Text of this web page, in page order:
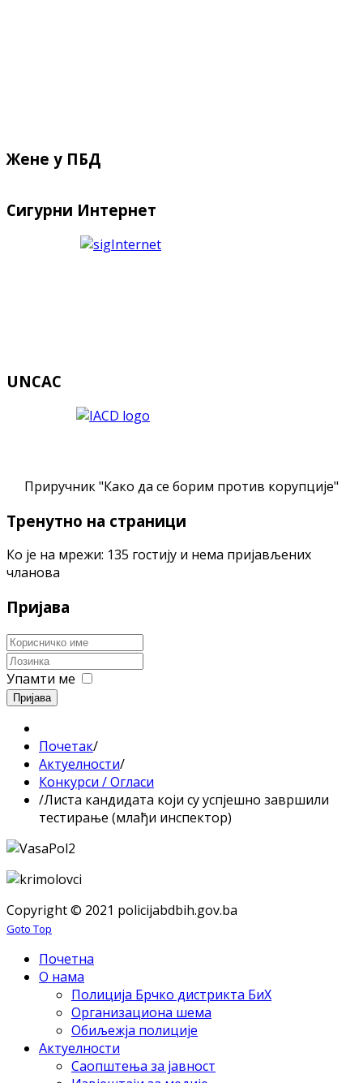
Жене у ПБД
Сигурни Интернет
UNCAC
Приручник "Како да се борим против корупције"
Тренутно на страници
Ко је на мрежи: 135 гостију и нема пријављених
чланова
Пријава
Упамти ме
Пријава
Почетак/
Актуелности/
Конкурси / Огласи
/Листа кандидата који су успјешно завршили
тестирање (млађи инспектор)
Copyright © 2021 policijabdbih.gov.ba
Goto Top
Почетна
О нама
Полиција Брчко дистрикта БиХ
Организациона шема
Обиљежја полиције
Актуелности
Саопштења за јавност